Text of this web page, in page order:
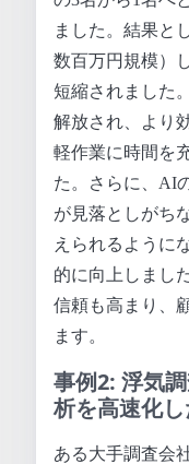
ました。結果と
数百万円規模）
短縮されました
解放され、より
軽作業に時間を
た。さらに、AI
が見落としがち
えられるように
的に向上しまし
信頼も高まり、
ます。
事例2: 浮気
析を高速化
ある大手調査会